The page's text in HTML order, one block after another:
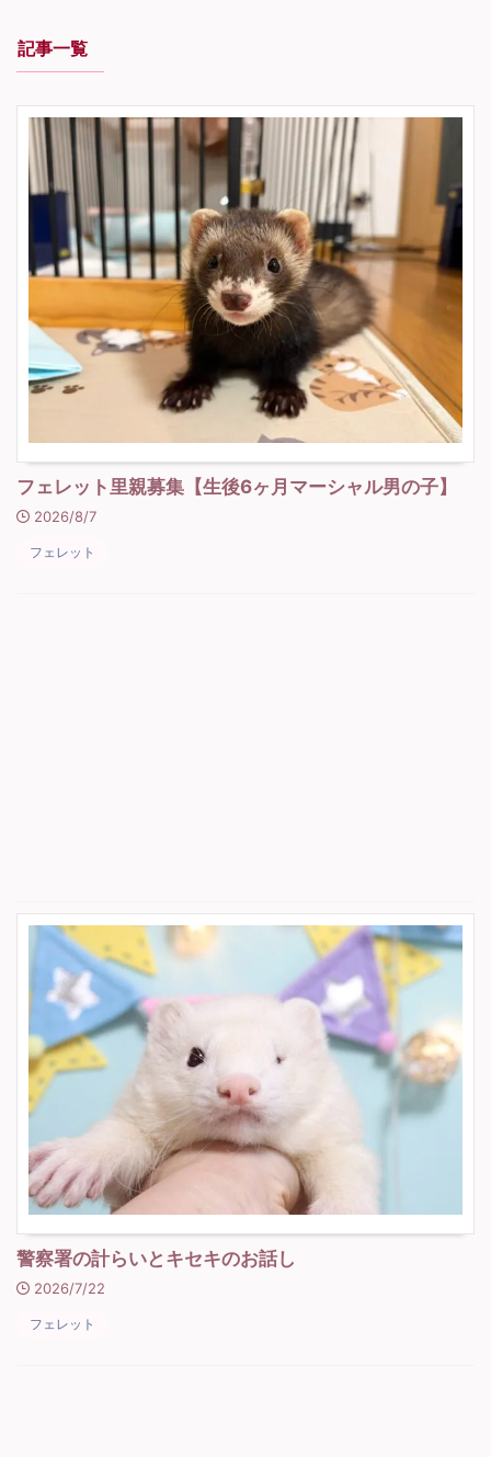
記事一覧
フェレット里親募集【生後6ヶ月マーシャル男の子】
2026/8/7
フェレット
警察署の計らいとキセキのお話し
2026/7/22
フェレット